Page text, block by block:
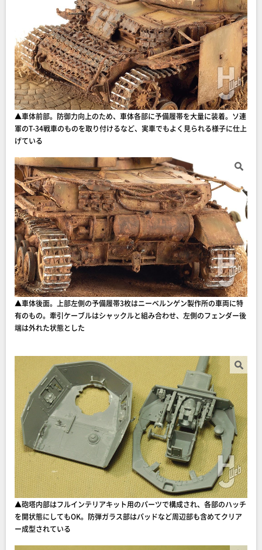
▲車体前部。防御力向上のため、車体各部に予備履帯を大量に装着。ソ連
軍のT-34戦車のものを取り付けるなど、実車でもよく見られる様子に仕上
げている
▲車体後面。上部左側の予備履帯3枚はニーベルンゲン製作所の車両に特
有のもの。牽引ケーブルはシャックルと組み合わせ、左側のフェンダー後
端は外れた状態とした
▲砲塔内部はフルインテリアキット用のパーツで構成され、各部のハッチ
を開状態にしてもOK。防弾ガラス部はパッドなど周辺部も含めてクリア
ー成型されている